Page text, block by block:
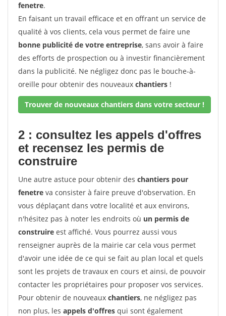
fenetre.
En faisant un travail efficace et en offrant un service de
qualité à vos clients, cela vous permet de faire une
bonne publicité de votre entreprise, sans avoir à faire
des efforts de prospection ou à investir financièrement
dans la publicité. Ne négligez donc pas le bouche-à-
oreille pour obtenir des nouveaux chantiers !
Trouver de nouveaux chantiers dans votre secteur !
2 : consultez les appels d'offres
et recensez les permis de
construire
Une autre astuce pour obtenir des chantiers pour
fenetre va consister à faire preuve d'observation. En
vous déplaçant dans votre localité et aux environs,
n'hésitez pas à noter les endroits où un permis de
construire est affiché. Vous pourrez aussi vous
renseigner auprès de la mairie car cela vous permet
d'avoir une idée de ce qui se fait au plan local et quels
sont les projets de travaux en cours et ainsi, de pouvoir
contacter les propriétaires pour proposer vos services.
Pour obtenir de nouveaux chantiers, ne négligez pas
non plus, les appels d'offres qui sont également